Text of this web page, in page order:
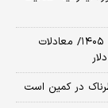
پیش‌بینی قیمت طلا، دلار و سکه امروز شنبه ۱۷ مرداد ۱۴۰۵/ معادلات
در کمین است